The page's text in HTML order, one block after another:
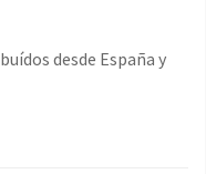
desde España y